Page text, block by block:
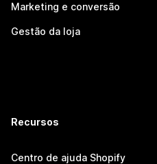
Marketing e conversão
Gestão da loja
Recursos
Centro de ajuda Shopify